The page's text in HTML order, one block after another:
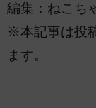
編集：ねこち
※本記事は投
ます。